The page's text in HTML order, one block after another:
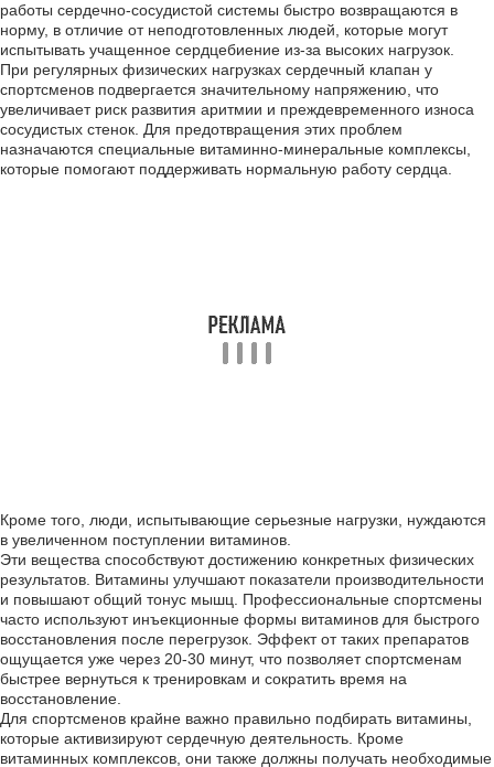
работы сердечно-сосудистой системы быстро возвращаются в
норму, в отличие от неподготовленных людей, которые могут
испытывать учащенное сердцебиение из-за высоких нагрузок.
При регулярных физических нагрузках сердечный клапан у
спортсменов подвергается значительному напряжению, что
увеличивает риск развития аритмии и преждевременного износа
сосудистых стенок. Для предотвращения этих проблем
назначаются специальные витаминно-минеральные комплексы,
которые помогают поддерживать нормальную работу сердца.
Кроме того, люди, испытывающие серьезные нагрузки, нуждаются
в увеличенном поступлении витаминов.
Эти вещества способствуют достижению конкретных физических
результатов. Витамины улучшают показатели производительности
и повышают общий тонус мышц. Профессиональные спортсмены
часто используют инъекционные формы витаминов для быстрого
восстановления после перегрузок. Эффект от таких препаратов
ощущается уже через 20-30 минут, что позволяет спортсменам
быстрее вернуться к тренировкам и сократить время на
восстановление.
Для спортсменов крайне важно правильно подбирать витамины,
которые активизируют сердечную деятельность. Кроме
витаминных комплексов, они также должны получать необходимые